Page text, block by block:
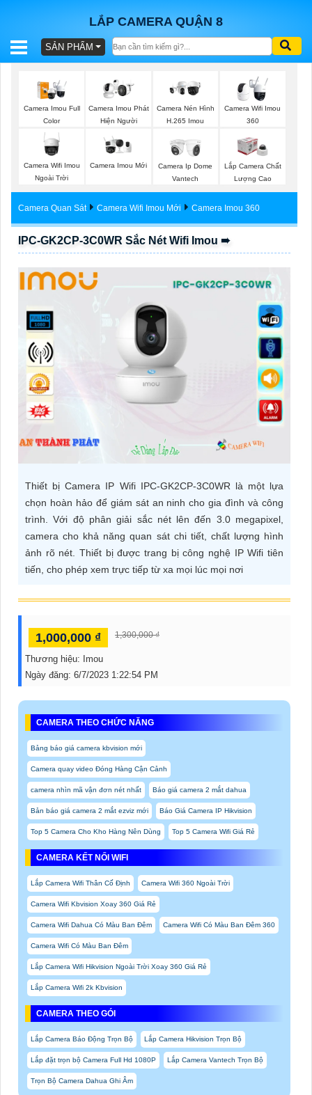
LẮP CAMERA QUẬN 8
BÁO
TRỌN
SẢN
VẤN
ĐẶT
PHỤ
KIỆN
CAMERA
SẢN PHẨM
Camera Imou Full
Color
Camera Imou Phát
Hiện Người
Camera Nén Hình
H.265 Imou
Camera Wifi Imou
360
Camera Wifi Imou
Ngoài Trời
Camera Imou Mới
Camera Ip Dome
Vantech
Lắp Camera Chất
Lượng Cao
Camera Quan Sát Camera Wifi Imou Mới Camera Imou 360
IPC-GK2CP-3C0WR Sắc Nét Wifi Imou ➠
Thiết bị Camera IP Wifi IPC-GK2CP-3C0WR là một lựa
chọn hoàn hảo để giám sát an ninh cho gia đình và công
trình. Với độ phân giải sắc nét lên đến 3.0 megapixel,
camera cho khả năng quan sát chi tiết, chất lượng hình
ảnh rõ nét. Thiết bị được trang bị công nghệ IP Wifi tiên
tiến, cho phép xem trực tiếp từ xa mọi lúc mọi nơi
1,000,000 ₫ 1,300,000 ₫
Thương hiệu: Imou
Ngày đăng: 6/7/2023 1:22:54 PM
CAMERA THEO CHỨC NĂNG
Bảng báo giá camera kbvision mới
Camera quay video Đóng Hàng Cận Cảnh
camera nhìn mã vận đơn nét nhất Báo giá camera 2 mắt dahua
Bản báo giá camera 2 mắt ezviz mới Báo Giá Camera IP Hikvision
Top 5 Camera Cho Kho Hàng Nên Dùng Top 5 Camera Wifi Giá Rẻ
CAMERA KẾT NỐI WIFI
Lắp Camera Wifi Thân Cố Định Camera Wifi 360 Ngoài Trời
Camera Wifi Kbvision Xoay 360 Giá Rẻ
Camera Wifi Dahua Có Màu Ban Đêm Camera Wifi Có Màu Ban Đêm 360
Camera Wifi Có Màu Ban Đêm
Lắp Camera Wifi Hikvision Ngoài Trời Xoay 360 Giá Rẻ
Lắp Camera Wifi 2k Kbvision
CAMERA THEO GÓI
Lắp Camera Báo Động Trọn Bộ Lắp Camera Hikvision Trọn Bộ
Lắp đặt trọn bộ Camera Full Hd 1080P Lắp Camera Vantech Trọn Bộ
Trọn Bộ Camera Dahua Ghi Âm